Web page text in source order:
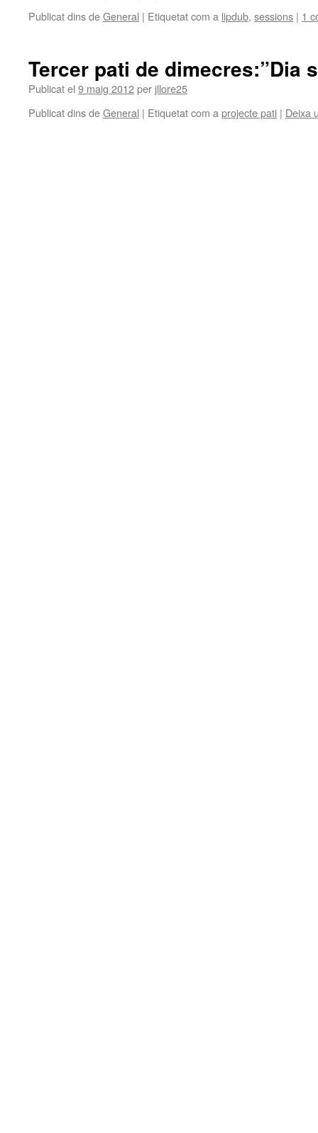
Publicat dins deGeneral | Etiquetat com a lipdub, sessions | 1
Tercer pati de dimecres:”Dia
Publicat el 9 maig 2012per jllore25
Publicat dins deGeneral | Etiquetat com a projecte pati | Deixa